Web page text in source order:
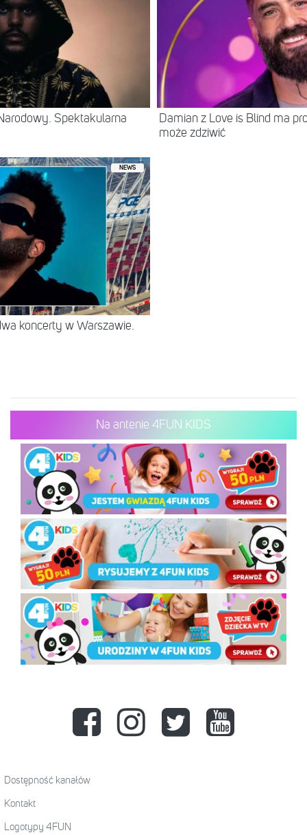
Spektakularna
Damian z Love is Blind ma
może zdziwić
NEWS
koncerty w Warszawie.
Na antenie 4FUN KIDS
Dostępność kanałów
Kontakt
Logotypy 4FUN